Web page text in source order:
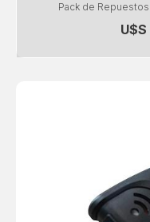
Pack de
U$S